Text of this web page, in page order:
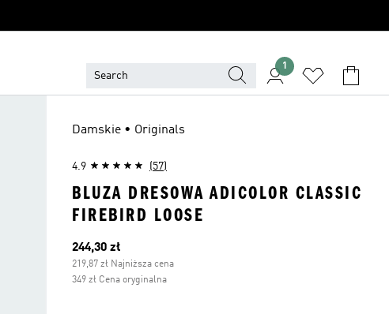
1
Damskie • Originals
4.9 (57)
BLUZA DRESOWA ADICOLOR CLASSIC
FIREBIRD LOOSE
Bieżąca cena
244,30 zł
219,87 zł Najniższa cena
349 zł Cena oryginalna